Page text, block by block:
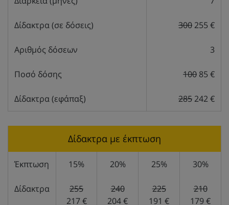
Δίδακτρα (σε δόσεις) 300255 €
Αριθμός δόσεων 3
Ποσό δόσης 100 85 €
Δίδακτρα (εφάπαξ) 285242 €
Δίδακτρα με έκπτωση
Έκπτωση 15% 20% 25% 30%
Δίδακτρα
255
217 €
240
204 €
225
191 €
210
179 €